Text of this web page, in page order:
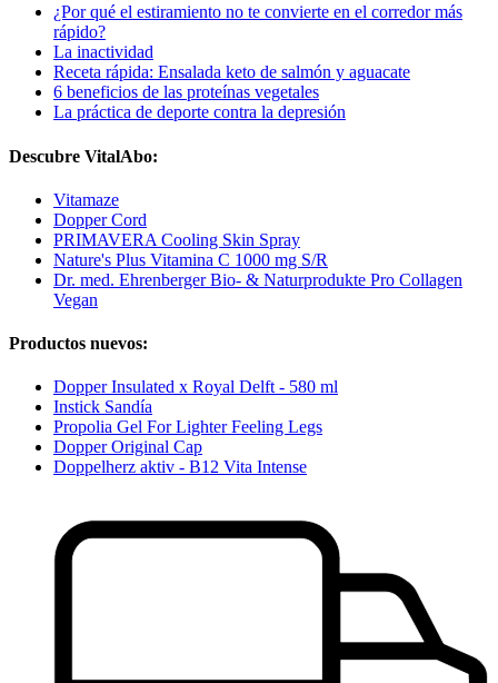
¿Por qué el estiramiento no te convierte en el corredor más
rápido?
La inactividad
Receta rápida: Ensalada keto de salmón y aguacate
6 beneficios de las proteínas vegetales
La práctica de deporte contra la depresión
Descubre VitalAbo:
Vitamaze
Dopper Cord
PRIMAVERA Cooling Skin Spray
Nature's Plus Vitamina C 1000 mg S/R
Dr. med. Ehrenberger Bio- & Naturprodukte Pro Collagen
Vegan
Productos nuevos:
Dopper Insulated x Royal Delft - 580 ml
Instick Sandía
Propolia Gel For Lighter Feeling Legs
Dopper Original Cap
Doppelherz aktiv - B12 Vita Intense